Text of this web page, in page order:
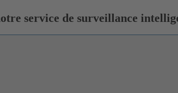
service de surveillance